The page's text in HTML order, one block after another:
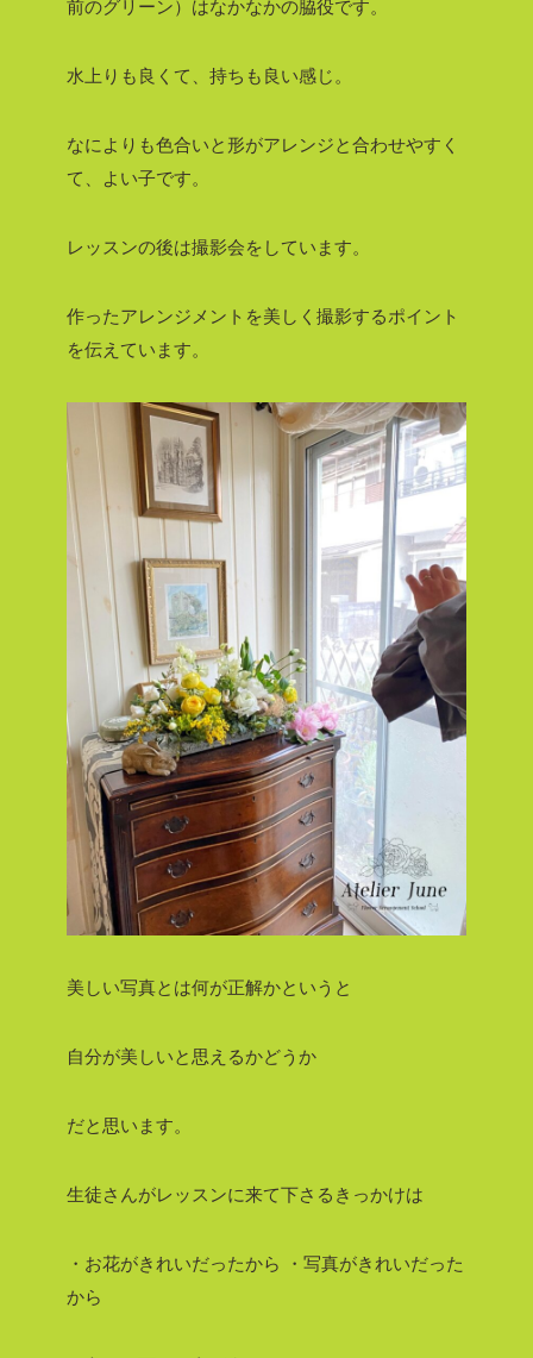
前のグリーン）はなかなかの脇役です。
水上りも良くて、持ちも良い感じ。
なによりも色合いと形がアレンジと合わせやすく
て、よい子です。
レッスンの後は撮影会をしています。
作ったアレンジメントを美しく撮影するポイント
を伝えています。
美しい写真とは何が正解かというと
自分が美しいと思えるかどうか
だと思います。
生徒さんがレッスンに来て下さるきっかけは
・お花がきれいだったから
・写真がきれいだった
から